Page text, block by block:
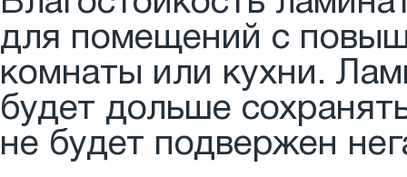
для помещений с
комнаты или кухни.
будет дольше
не будет подвержен